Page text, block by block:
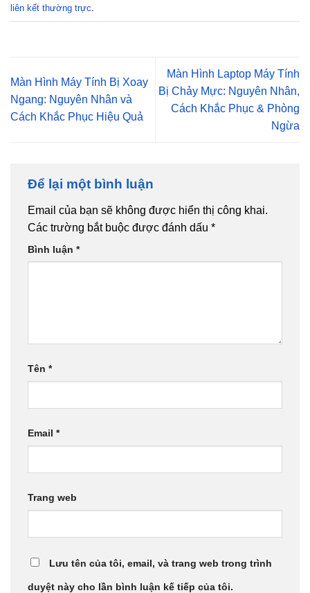
liên kết thường trực
Màn Hình Máy Tính Bị Xoay
Ngang: Nguyên Nhân và
Cách Khắc Phục Hiệu Quả
Màn Hình Laptop Máy Tính
Bị Chảy Mực: Nguyên Nhân,
Cách Khắc Phục & Phòng
Ngừa
Để lại một bình luận
Email của bạn sẽ không được hiển thị công khai.
Các trường bắt buộc được đánh dấu *
Bình luận *
Tên *
Email *
Trang web
Lưu tên của tôi, email, và trang web trong trình
duyệt này cho lần bình luận kế tiếp của tôi.